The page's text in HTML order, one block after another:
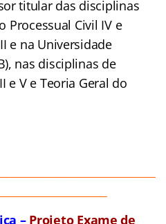
titular das disciplinas
Processual Civil IV e
e na Universidade
nas disciplinas de
e V e Teoria Geral do
– Projeto Exame de